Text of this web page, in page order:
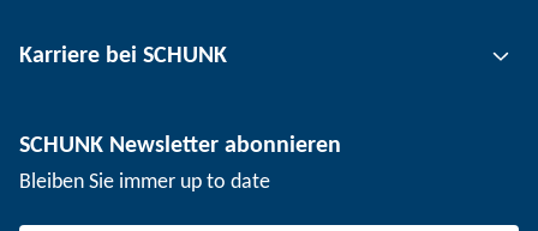
Werkstückspanntechnik
Standorte
Veranstaltungen
SCHUNK – Hinweisgebersystem
Karriere bei SCHUNK
Arbeiten bei SCHUNK
SCHUNK Newsletter abonnieren
Bleiben Sie immer up to date